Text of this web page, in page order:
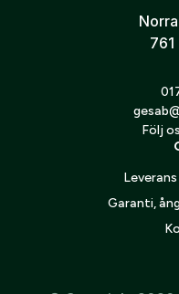
DAA Universal magnet
Följ
Garanti,